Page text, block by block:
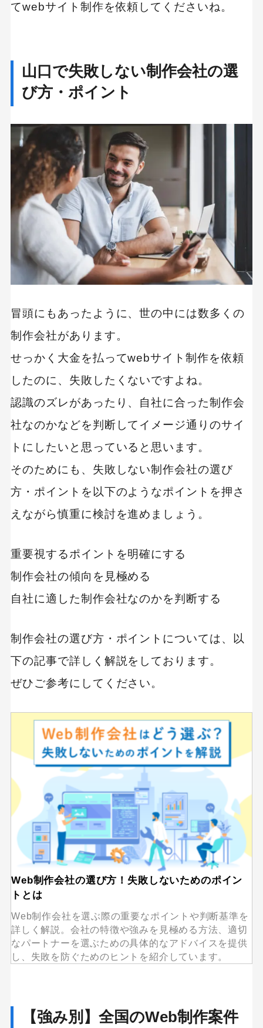
てwebサイト制作を依頼してくださいね。
山口で失敗しない制作会社の選
び方・ポイント
冒頭にもあったように、世の中には数多くの
制作会社があります。
せっかく大金を払ってwebサイト制作を依頼
したのに、失敗したくないですよね。
認識のズレがあったり、自社に合った制作会
社なのかなどを判断してイメージ通りのサイ
トにしたいと思っていると思います。
そのためにも、失敗しない制作会社の選び
方・ポイントを以下のようなポイントを押さ
えながら慎重に検討を進めましょう。
重要視するポイントを明確にする
制作会社の傾向を見極める
自社に適した制作会社なのかを判断する
制作会社の選び方・ポイントについては、以
下の記事で詳しく解説をしております。
ぜひご参考にしてください。
Web制作会社の選び方！失敗しないためのポイン
トとは
Web制作会社を選ぶ際の重要なポイントや判断基準を
詳しく解説。会社の特徴や強みを見極める方法、適切
なパートナーを選ぶための具体的なアドバイスを提供
し、失敗を防ぐためのヒントを紹介しています。
【強み別】全国のWeb制作案件